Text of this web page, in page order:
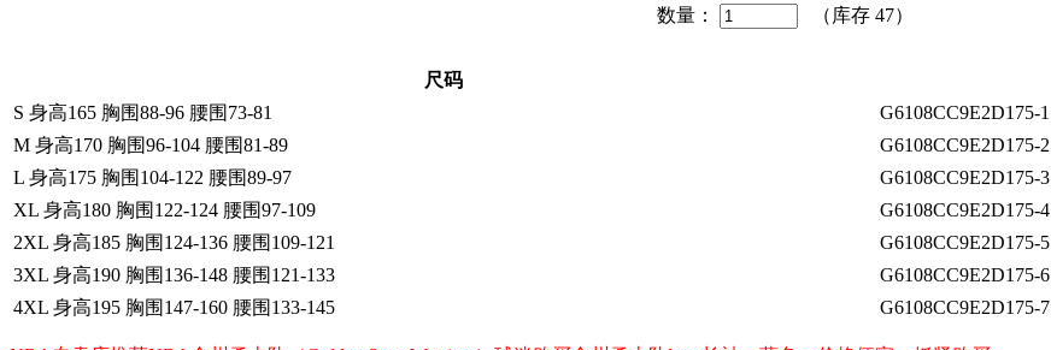
数量： （库存 47）
尺码
S 身高165 胸围88-96 腰围73-81
G6108CC9E2D175-1
M 身高170 胸围96-104 腰围81-89
G6108CC9E2D175-2
L 身高175 胸围104-122 腰围89-97
G6108CC9E2D175-3
XL 身高180 胸围122-124 腰围97-109
G6108CC9E2D175-4
2XL 身高185 胸围124-136 腰围109-121
G6108CC9E2D175-5
3XL 身高190 胸围136-148 腰围121-133
G6108CC9E2D175-6
4XL 身高195 胸围147-160 腰围133-145
G6108CC9E2D175-7